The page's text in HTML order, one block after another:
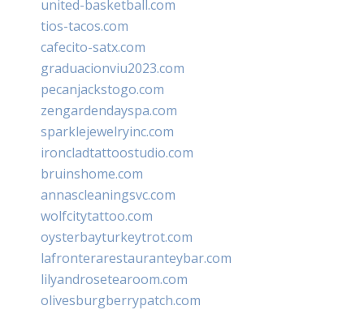
united-basketball.com
tios-tacos.com
cafecito-satx.com
graduacionviu2023.com
pecanjackstogo.com
zengardendayspa.com
sparklejewelryinc.com
ironcladtattoostudio.com
bruinshome.com
annascleaningsvc.com
wolfcitytattoo.com
oysterbayturkeytrot.com
lafronterarestauranteybar.com
lilyandrosetearoom.com
olivesburgberrypatch.com